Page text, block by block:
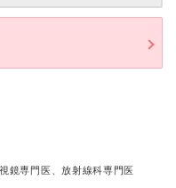
鏡専門医、放射線科専門医